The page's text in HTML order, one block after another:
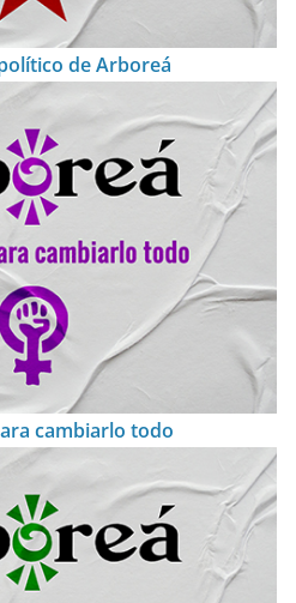
de Arboreá
cambiarlo todo